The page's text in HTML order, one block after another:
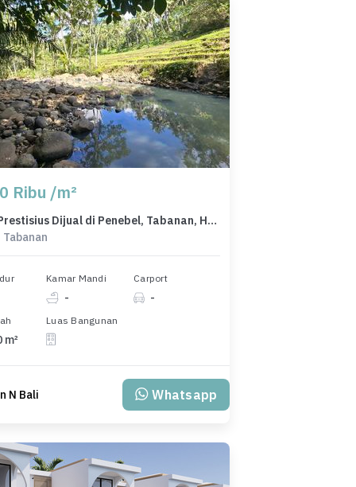
Ribu /m²
Kavling Prestisius Dijual di Penebel, Tabanan, Harga 3,25 Miliar
Kamar Mandi
-
Carport
-
m²
Luas Bangunan
N Bali Whatsapp